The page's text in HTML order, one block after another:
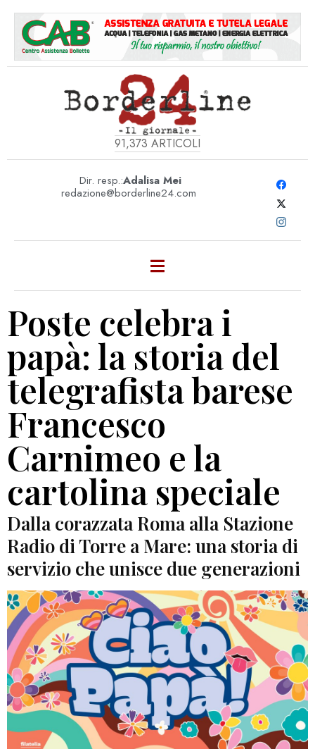
91,373 ARTICOLI
Dir. resp.:Adalisa Mei
redazione@borderline24.com
Poste celebra i
papà: la storia del
telegrafista barese
Francesco
Carnimeo e la
cartolina speciale
Dalla corazzata Roma alla Stazione
Radio di Torre a Mare: una storia di
servizio che unisce due generazioni